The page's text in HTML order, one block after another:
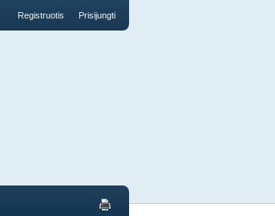
Registruotis Prisijungti